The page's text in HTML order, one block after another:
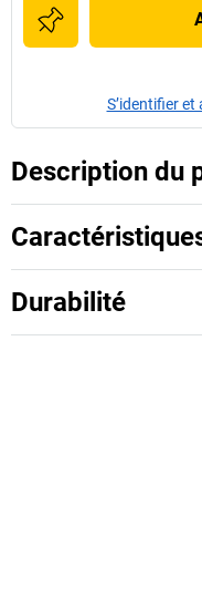
S’identifier et
Description du
Durabilité